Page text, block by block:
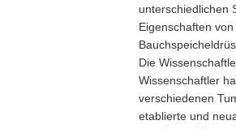
unterschiedlichen
Eigenschaften von
Die
Wissenschaftler
verschiedenen
etablierte und